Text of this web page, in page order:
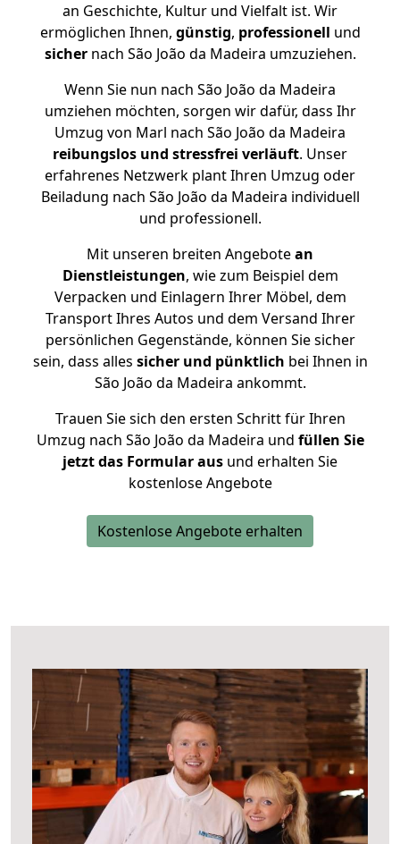
an Geschichte, Kultur und Vielfalt ist. Wir
ermöglichen Ihnen, günstig, professionell und
sichernach São João da Madeira umzuziehen.
Wenn Sie nun nach São João da Madeira
umziehen möchten, sorgen wir dafür, dass Ihr
Umzug von Marl nach São João da Madeira
reibungslos und stressfrei verläuft. Unser
erfahrenes Netzwerk plant Ihren Umzug oder
Beiladung nach São João da Madeira individuell
und professionell.
Mit unseren breiten Angebotean
Dienstleistungen, wie zum Beispiel dem
Verpacken und Einlagern Ihrer Möbel, dem
Transport Ihres Autos und dem Versand Ihrer
persönlichen Gegenstände, können Sie sicher
sein, dass alles sicher und pünktlich bei Ihnen in
São João da Madeira ankommt.
Trauen Sie sich den ersten Schritt für Ihren
Umzug nach São João da Madeira und füllen Sie
jetzt das Formular aus und erhalten Sie
kostenlose Angebote
Kostenlose Angebote erhalten